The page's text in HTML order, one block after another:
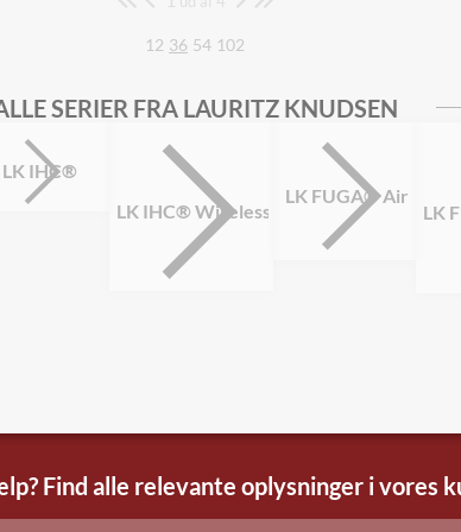
12 36 54 102
SERIER FRA LAURITZ KNUDSEN
LK IHC®
LK IHC® Wireless
LK FUGA® Air
LK
Find alle relevante oplysninger i vores